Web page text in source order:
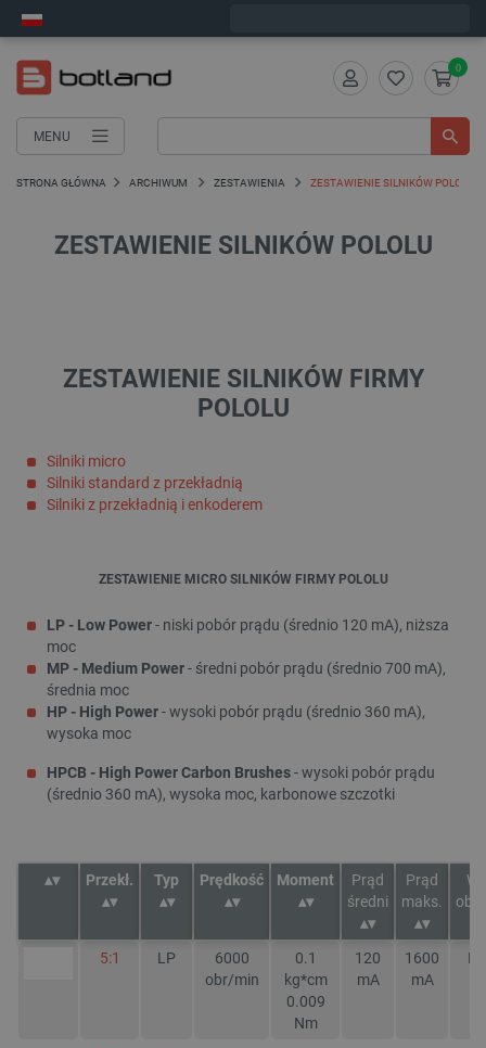
MENU
0
STRONA GŁÓWNA ARCHIWUM ZESTAWIENIA ZESTAWIENIE SILNIKÓW POLOLU
ZESTAWIENIE SILNIKÓW POLOLU
ZESTAWIENIE SILNIKÓW FIRMY
POLOLU
Silniki micro
Silniki standard z przekładnią
Silniki z przekładnią i enkoderem
ZESTAWIENIE MICRO SILNIKÓW FIRMY POLOLU
LP - Low Power- niski pobór prądu (średnio 120 mA), niższa
moc
MP - Medium Power- średni pobór prądu (średnio 700 mA),
średnia moc
HP - High Power- wysoki pobór prądu (średnio 360 mA),
wysoka moc
HPCB - High Power Carbon Brushes- wysoki pobór prądu
(średnio 360 mA), wysoka moc, karbonowe szczotki
Przekł. Typ Prędkość Moment
Prąd
średni
Prąd
maks.
5:1 LP
6000
obr/min
0.1
kg*cm
0.009
Nm
120
mA
1600
mA